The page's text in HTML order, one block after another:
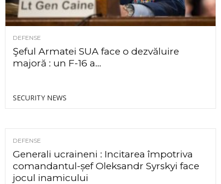
DEFENSE
Şeful Armatei SUA face o dezvăluire
majoră : un F-16 a...
SECURITY NEWS
DEFENSE
Generali ucraineni : Incitarea împotriva
comandantul-șef Oleksandr Syrskyi face
jocul inamicului